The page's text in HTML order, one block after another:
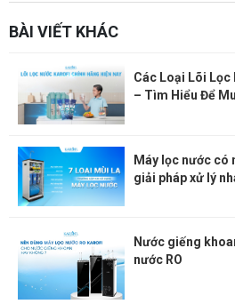
BÀI VIẾT KHÁC
Các Loại Lõi Lọc
– Tìm Hiểu Để
Máy lọc nước có
giải pháp xử lý
Nước giếng
nước RO